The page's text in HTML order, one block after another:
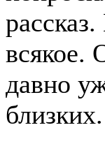
всякое.
давно